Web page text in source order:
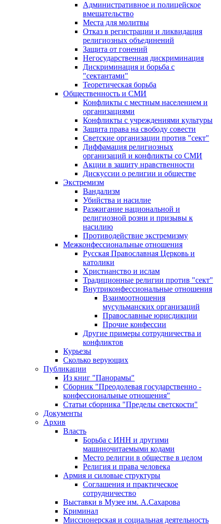
Административное и полицейское
вмешательство
Места для молитвы
Отказ в регистрации и ликвидация
религиозных объединений
Защита от гонений
Негосударственная дискриминация
Дискриминация и борьба с
"сектантами"
Теоретическая борьба
Общественность и СМИ
Конфликты с местным населением и
организациями
Конфликты с учреждениями культуры
Защита права на свободу совести
Светские организации против "сект"
Диффамация религиозных
организаций и конфликты со СМИ
Акции в защиту нравственности
Дискуссии о религии и обществе
Экстремизм
Вандализм
Убийства и насилие
Разжигание национальной и
религиозной розни и призывы к
насилию
Противодействие экстремизму
Межконфессиональные отношения
Русская Православная Церковь и
католики
Христианство и ислам
Традиционные религии против "сект"
Внутриконфессиональные отношения
Взаимоотношения
мусульманских организаций
Православные юрисдикции
Прочие конфессии
Другие примеры сотрудничества и
конфликтов
Курьезы
Сколько верующих
Публикации
Из книг "Панорамы"
Сборник "Преодолевая государственно -
конфессиональные отношения"
Статьи сборника "Пределы светскости"
Документы
Архив
Власть
Борьба с ИНН и другими
машиночитаемыми кодами
Место религии в обществе в целом
Религия и права человека
Армия и силовые структуры
Соглашения и практическое
сотрудничество
Выставки в Музее им. А.Сахарова
Криминал
Миссионерская и социальная деятельность